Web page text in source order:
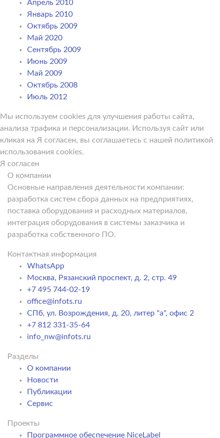
Апрель 2010
Январь 2010
Октябрь 2009
Май 2020
Сентябрь 2009
Июнь 2009
Май 2009
Октябрь 2008
Июль 2012
Мы используем cookies для улучшения работы сайта,
анализа трафика и персонализации. Используя сайт или
кликая на Я согласен, вы соглашаетесь с нашей политикой
использования cookies.
Я согласен
О компании
Основные направления деятельности компании:
разработка систем сбора данных на предприятиях,
поставка оборудования и расходных материалов,
интеграция оборудования в системы заказчика и
разработка собственного ПО.
Контактная информация
WhatsApp
Москва, Рязанский проспект, д. 2, стр. 49
+7 495 744-02-19
office@infots.ru
СПб, ул. Возрождения, д. 20, литер "a", офис 2
+7 812 331-35-64
info_nw@infots.ru
Разделы
О компании
Новости
Публикации
Сервис
Проекты
Программное обеспечение NiceLabel